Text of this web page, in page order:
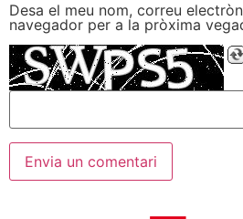
Desa el meu nom, correu
navegador per a la pròxima